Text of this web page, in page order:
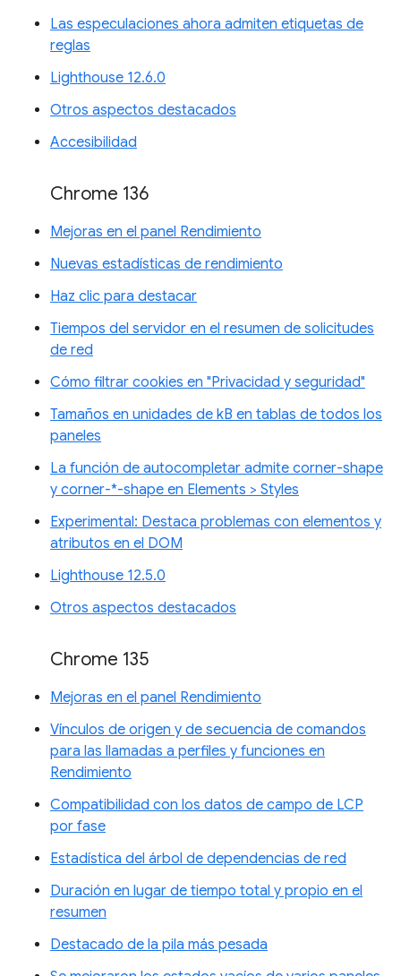
Las especulaciones ahora admiten etiquetas de
reglas
Lighthouse 12.6.0
Otros aspectos destacados
Accesibilidad
Chrome 136
Mejoras en el panel Rendimiento
Nuevas estadísticas de rendimiento
Haz clic para destacar
Tiempos del servidor en el resumen de solicitudes
de red
Cómo filtrar cookies en "Privacidad y seguridad"
Tamaños en unidades de kB en tablas de todos los
paneles
La función de autocompletar admite corner-shape
y corner-*-shape en Elements > Styles
Experimental: Destaca problemas con elementos y
atributos en el DOM
Lighthouse 12.5.0
Otros aspectos destacados
Chrome 135
Mejoras en el panel Rendimiento
Vínculos de origen y de secuencia de comandos
para las llamadas a perfiles y funciones en
Rendimiento
Compatibilidad con los datos de campo de LCP
por fase
Estadística del árbol de dependencias de red
Duración en lugar de tiempo total y propio en el
resumen
Destacado de la pila más pesada